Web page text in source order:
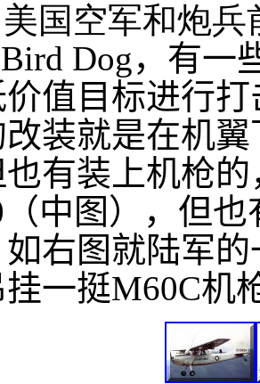
国空军和炮
Bird Dog，有一
值目标进行
装就是在机
也有装上机枪
中图），但
右图就陆军
一挺M60C机